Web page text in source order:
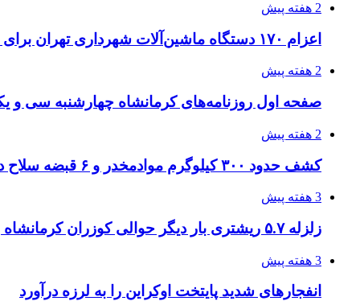
2 هفته پیش
اعزام ۱۷۰ دستگاه ماشین‌آلات شهرداری تهران برای مراسم اربعین
2 هفته پیش
صفحه اول روزنامه‌های کرمانشاه چهارشنبه سی و
2 هفته پیش
کشف حدود ۳۰۰ کیلوگرم موادمخدر و ۶ قبضه سلاح در سیستان و بلوچستان
3 هفته پیش
زلزله ۵.۷ ریشتری بار دیگر حوالی کوزران کرمانشاه را لرزاند
3 هفته پیش
انفجارهای شدید پایتخت اوکراین را به لرزه درآورد